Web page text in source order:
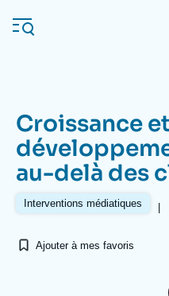
au
contenu
Navigation
principale
L'Ifri
À propos de l'Ifri
Croissance et
au-delà des
Interventions médiatiques |
Ajouter à mes favoris